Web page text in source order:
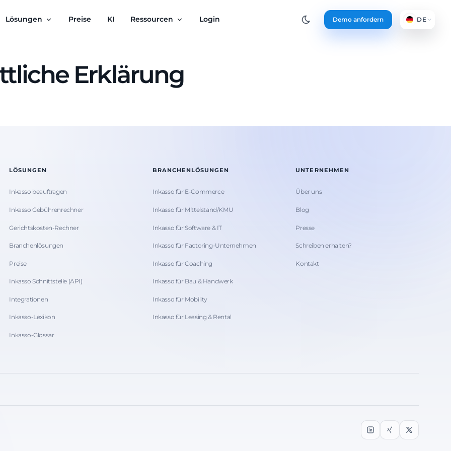
Lösungen Preise KI Ressourcen Login Demo anfordern DE
Erklärung
LÖSUNGEN
Inkasso beauftragen
Inkasso Gebührenrechner
Gerichtskosten-Rechner
Branchenlösungen
Preise
Inkasso Schnittstelle (API)
Integrationen
Inkasso-Lexikon
Inkasso-Glossar
BRANCHENLÖSUNGEN
Inkasso für E-Commerce
Inkasso für Mittelstand/KMU
Inkasso für Software & IT
Inkasso für Factoring-Unternehmen
Inkasso für Coaching
Inkasso für Bau & Handwerk
Inkasso für Mobility
Inkasso für Leasing & Rental
UNTERNEHMEN
Über uns
Blog
Presse
Schreiben erhalten?
Kontakt